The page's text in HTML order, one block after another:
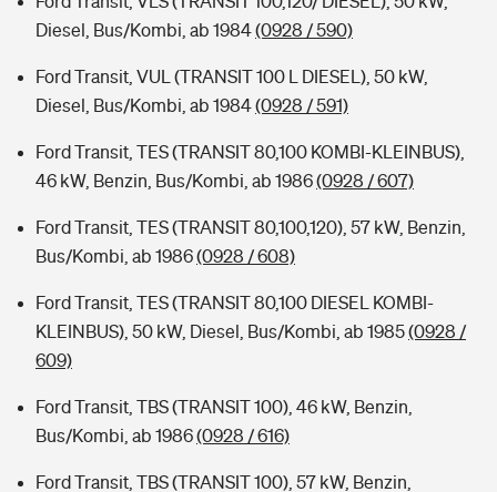
Diesel, Bus/Kombi, ab 1984(0928 / 590)
Ford Transit, VUL (TRANSIT 100 L DIESEL), 50 kW,
Diesel, Bus/Kombi, ab 1984(0928 / 591)
Ford Transit, TES (TRANSIT 80,100 KOMBI-KLEINBUS),
46 kW, Benzin, Bus/Kombi, ab 1986(0928 / 607)
Ford Transit, TES (TRANSIT 80,100,120), 57 kW, Benzin,
Bus/Kombi, ab 1986(0928 / 608)
Ford Transit, TES (TRANSIT 80,100 DIESEL KOMBI-
KLEINBUS), 50 kW, Diesel, Bus/Kombi, ab 1985(0928 /
609)
Ford Transit, TBS (TRANSIT 100), 46 kW, Benzin,
Bus/Kombi, ab 1986(0928 / 616)
Ford Transit, TBS (TRANSIT 100), 57 kW, Benzin,